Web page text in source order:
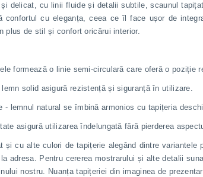
delicat, cu linii fluide și detalii subtile, scaunul
confortul cu eleganța, ceea ce îl face ușor de
plus de stil și confort oricărui interior.
formează o linie semi-circulară care oferă o poziție
solid asigură rezistență și siguranță în utilizare.
- lemnul natural se îmbină armonios cu tapițeria
asigură utilizarea îndelungată fără pierderea
și cu alte culori de tapițerie alegând dintre
adresa. Pentru cererea mostrarului și alte detalii
nostru. Nuanța tapițeriei din imaginea de